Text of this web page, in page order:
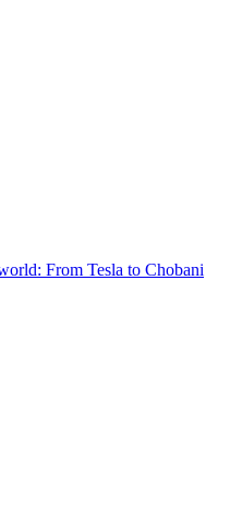
From Tesla to Chobani